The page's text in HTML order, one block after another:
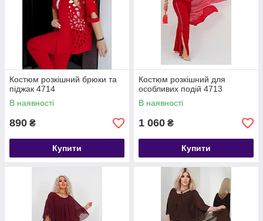
Костюм розкішний брюки та
піджак 4714
В наявності
890 ₴
Купити
Костюм розкішний для
особливих подій 4713
В наявності
1 060 ₴
Купити